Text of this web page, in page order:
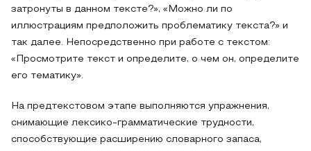
затронуты в данном тексте?», «Можно ли по
иллюстрациям предположить проблематику текста?» и
так далее. Непосредственно при работе с текстом:
«Просмотрите текст и определите, о чем он, определите
его тематику».
На предтекстовом этапе выполняются упражнения,
снимающие лексико-грамматические трудности,
способствующие расширению словарного запаса,